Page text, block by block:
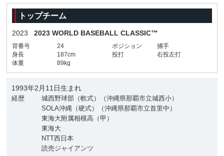
トップチーム
2023 2023 WORLD BASEBALL CLASSIC™
背番号 24 ポジション
捕手
身長
187cm 投打
右投左打
体重
89kg
1993年2月11日生まれ
経歴
城西野球部（軟式）（沖縄県那覇市立城西小）
SOLA沖縄（硬式）（沖縄県那覇市立首里中）
東海大附属相模高（甲）
東海大
NTT西日本
読売ジャイアンツ